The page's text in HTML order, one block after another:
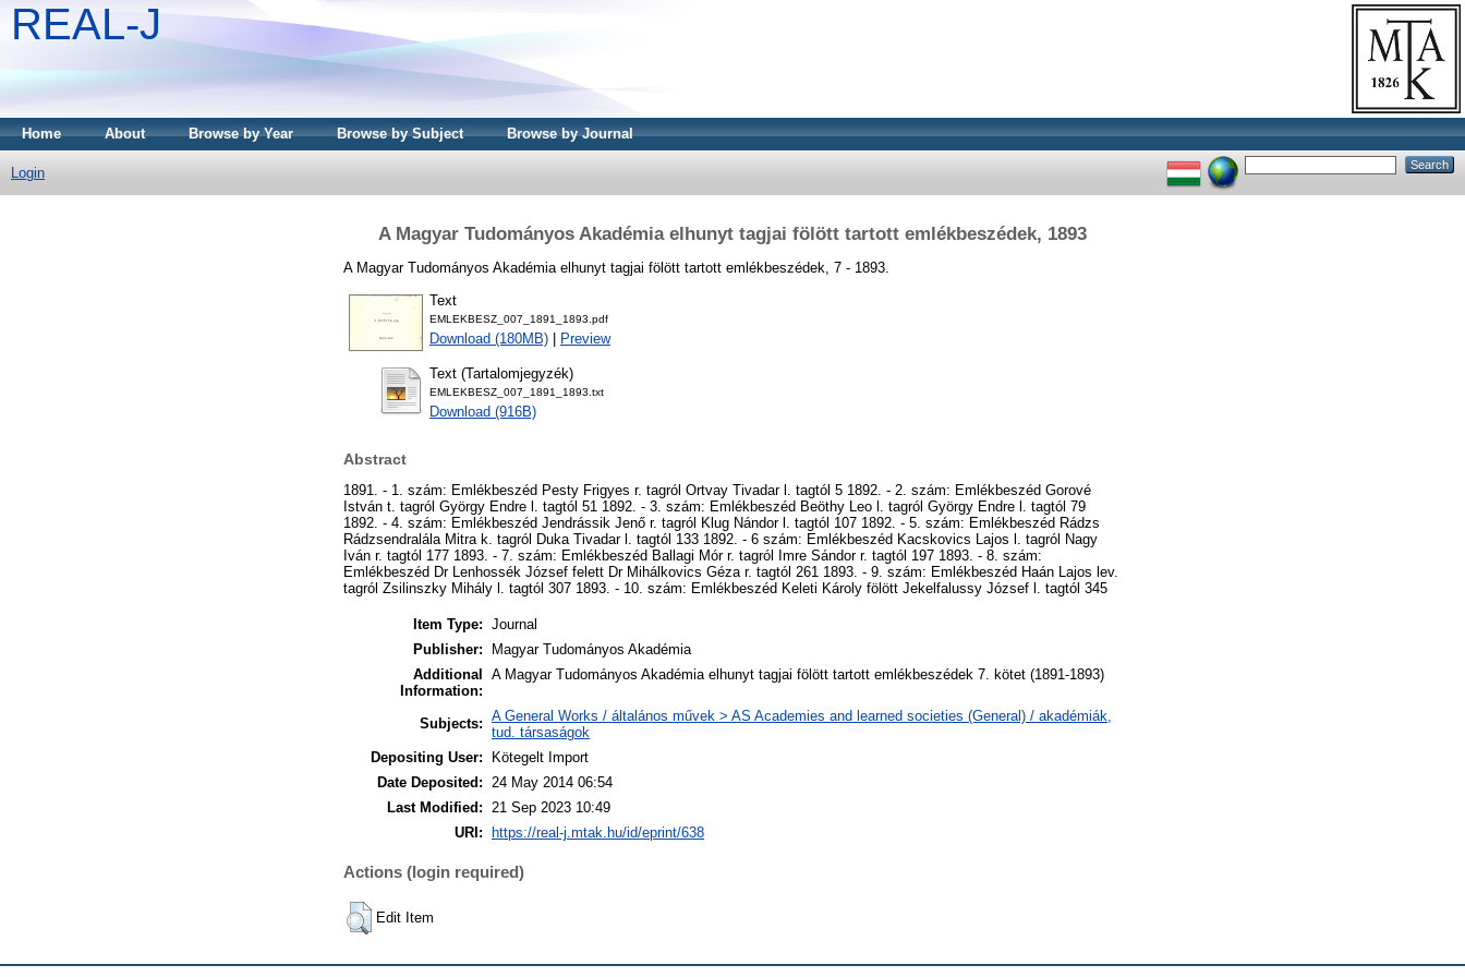
REAL-J
Home About Browse by Year Browse by Subject Browse by Journal
Login
A Magyar Tudományos Akadémia elhunyt tagjai fölött tartott emlékbeszédek, 1893
A Magyar Tudományos Akadémia elhunyt tagjai fölött tartott emlékbeszédek, 7 - 1893.
Text
EMLEKBESZ_007_1891_1893.pdf
Download (180MB) Preview
Text (Tartalomjegyzék)
EMLEKBESZ_007_1891_1893.txt
Download (916B)
Abstract
1891. - 1. szám: Emlékbeszéd Pesty Frigyes r. tagról Ortvay Tivadar l. tagtól 5 1892. - 2. szám: Emlékbeszéd Gorové
István t. tagról György Endre l. tagtól 51 1892. - 3. szám: Emlékbeszéd Beöthy Leo l. tagról György Endre l. tagtól 79
1892. - 4. szám: Emlékbeszéd Jendrássik Jenő r. tagról Klug Nándor l. tagtól 107 1892. - 5. szám: Emlékbeszéd Rádzs
Rádzsendralála Mitra k. tagról Duka Tivadar l. tagtól 133 1892. - 6 szám: Emlékbeszéd Kacskovics Lajos l. tagról Nagy
Iván r. tagtól 177 1893. - 7. szám: Emlékbeszéd Ballagi Mór r. tagról Imre Sándor r. tagtól 197 1893. - 8. szám:
Emlékbeszéd Dr Lenhossék József felett Dr Mihálkovics Géza r. tagtól 261 1893. - 9. szám: Emlékbeszéd Haán Lajos lev.
tagról Zsilinszky Mihály l. tagtól 307 1893. - 10. szám: Emlékbeszéd Keleti Károly fölött Jekelfalussy József l. tagtól 345
Item Type: Journal
Publisher:
Magyar Tudományos Akadémia
Additional
Information:
A Magyar Tudományos Akadémia elhunyt tagjai fölött tartott emlékbeszédek 7. kötet (1891-1893)
Subjects: A General Works / általános művek > AS Academies and learned societies (General) / akadémiák,
tud. társaságok
Depositing User:
Kötegelt Import
Date Deposited:
24 May 2014 06:54
Last Modified:
21 Sep 2023 10:49
URI: https://real-j.mtak.hu/id/eprint/638
Actions (login required)
Edit Item